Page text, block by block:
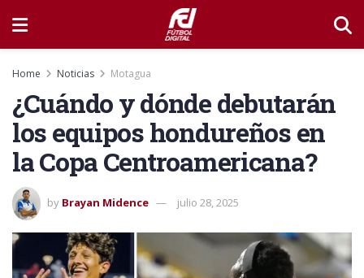
Home Noticias Motagua
¿Cuándo y dónde debutarán
los equipos hondureños en
la Copa Centroamericana?
by Brayan Midence julio 28, 2025